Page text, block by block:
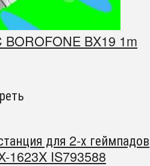
BOROFONE BX19 1m
для 2-х геймпадов
1623X IS793588